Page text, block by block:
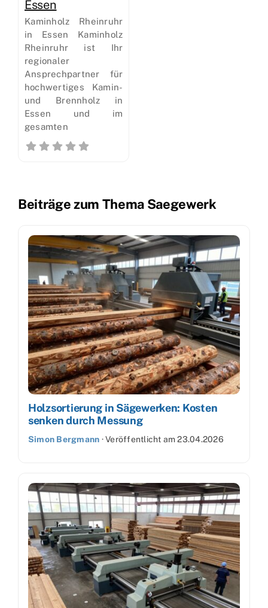
Essen
Kaminholz Rheinruhr
in Essen Kaminholz
Rheinruhr ist Ihr
regionaler
Ansprechpartner für
hochwertiges Kamin-
und Brennholz in
Essen und im
gesamten
Beiträge zum Thema Saegewerk
Holzsortierung in Sägewerken: Kosten
senken durch Messung
Simon Bergmann ·Veröffentlicht am23.04.2026